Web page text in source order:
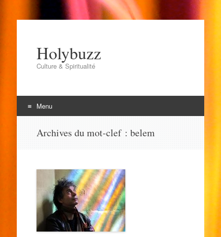
Holybuzz
Culture & Spiritualité
Menu
Archives du mot-clef : belem